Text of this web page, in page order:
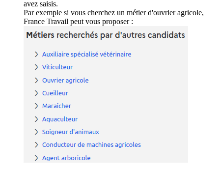
avez saisis.
Par exemple si vous cherchez un métier d'ouvrier agricole,
France Travail peut vous proposer :